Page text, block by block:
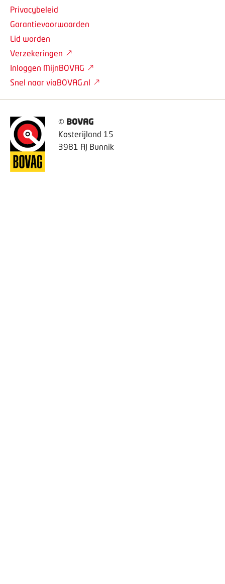
© BOVAG
Kosterijland 15
3981 AJ Bunnik
Privacybeleid
Garantievoorwaarden
Lid worden
Verzekeringen
Inloggen MijnBOVAG
Snel naar viaBOVAG.nl